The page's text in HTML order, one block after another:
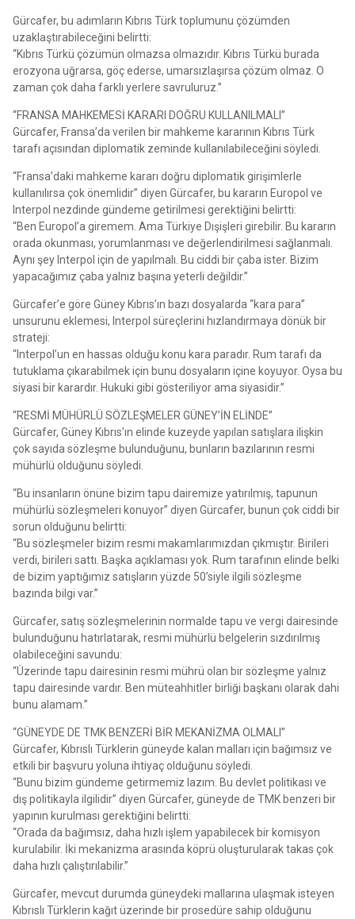
Gürcafer, bu adımların Kıbrıs Türk toplumunu çözümden
uzaklaştırabileceğini belirtti:
“Kıbrıs Türkü çözümün olmazsa olmazıdır. Kıbrıs Türkü burada
erozyona uğrarsa, göç ederse, umarsızlaşırsa çözüm olmaz. O
zaman çok daha farklı yerlere savruluruz.”
“FRANSA MAHKEMESİ KARARI DOĞRU KULLANILMALI”
Gürcafer, Fransa’da verilen bir mahkeme kararının Kıbrıs Türk
tarafı açısından diplomatik zeminde kullanılabileceğini söyledi.
“Fransa’daki mahkeme kararı doğru diplomatik girişimlerle
kullanılırsa çok önemlidir” diyen Gürcafer, bu kararın Europol ve
Interpol nezdinde gündeme getirilmesi gerektiğini belirtti:
“Ben Europol’a giremem. Ama Türkiye Dışişleri girebilir. Bu kararın
orada okunması, yorumlanması ve değerlendirilmesi sağlanmalı.
Aynı şey Interpol için de yapılmalı. Bu ciddi bir çaba ister. Bizim
yapacağımız çaba yalnız başına yeterli değildir.”
Gürcafer’e göre Güney Kıbrıs’ın bazı dosyalarda “kara para”
unsurunu eklemesi, Interpol süreçlerini hızlandırmaya dönük bir
strateji:
“Interpol’un en hassas olduğu konu kara paradır. Rum tarafı da
tutuklama çıkarabilmek için bunu dosyaların içine koyuyor. Oysa bu
siyasi bir karardır. Hukuki gibi gösteriliyor ama siyasidir.”
“RESMİ MÜHÜRLÜ SÖZLEŞMELER GÜNEY’İN ELİNDE”
Gürcafer, Güney Kıbrıs’ın elinde kuzeyde yapılan satışlara ilişkin
çok sayıda sözleşme bulunduğunu, bunların bazılarının resmi
mühürlü olduğunu söyledi.
“Bu insanların önüne bizim tapu dairemize yatırılmış, tapunun
mühürlü sözleşmeleri konuyor” diyen Gürcafer, bunun çok ciddi bir
sorun olduğunu belirtti:
“Bu sözleşmeler bizim resmi makamlarımızdan çıkmıştır. Birileri
verdi, birileri sattı. Başka açıklaması yok. Rum tarafının elinde belki
de bizim yaptığımız satışların yüzde 50’siyle ilgili sözleşme
bazında bilgi var.”
Gürcafer, satış sözleşmelerinin normalde tapu ve vergi dairesinde
bulunduğunu hatırlatarak, resmi mühürlü belgelerin sızdırılmış
olabileceğini savundu:
“Üzerinde tapu dairesinin resmi mührü olan bir sözleşme yalnız
tapu dairesinde vardır. Ben müteahhitler birliği başkanı olarak dahi
bunu alamam.”
“GÜNEYDE DE TMK BENZERİ BİR MEKANİZMA OLMALI”
Gürcafer, Kıbrıslı Türklerin güneyde kalan malları için bağımsız ve
etkili bir başvuru yoluna ihtiyaç olduğunu söyledi.
“Bunu bizim gündeme getirmemiz lazım. Bu devlet politikası ve
dış politikayla ilgilidir” diyen Gürcafer, güneyde de TMK benzeri bir
yapının kurulması gerektiğini belirtti:
“Orada da bağımsız, daha hızlı işlem yapabilecek bir komisyon
kurulabilir. İki mekanizma arasında köprü oluşturularak takas çok
daha hızlı çalıştırılabilir.”
Gürcafer, mevcut durumda güneydeki mallarına ulaşmak isteyen
Kıbrıslı Türklerin kağıt üzerinde bir prosedüre sahip olduğunu